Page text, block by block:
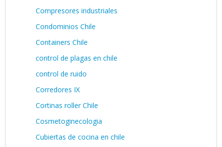
Compresores industriales
Condominios Chile
Containers Chile
control de plagas en chile
control de ruido
Corredores IX
Cortinas roller Chile
Cosmetoginecologia
Cubiertas de cocina en chile